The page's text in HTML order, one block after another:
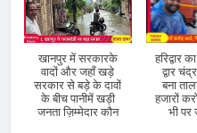
खानपुर में सरकारके
वादों और जहाँ खड़े
सरकार से बड़े के दावों
के बीच पानीमें खड़ी
जनता ज़िम्मेदार कौन
हरिद्वार
द्वार
बना
हजारों
भी पर